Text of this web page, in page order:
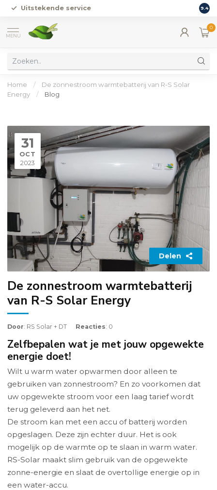
Uitstekende service 9.4
MENU
0
Home /
De zonnestroom warmtebatterij van R-S Solar
Energy
/ Blog
31
OCT
2023
Delen
De zonnestroom warmtebatterij
van R-S Solar Energy
Door: RS Solar + DT Reacties: 0
Zelfbepalen wat je met jouw opgewekte
energie doet!
Wilt u warm water opwarmen door alleen te
gebruiken van zonnestroom? En zo voorkomen dat
uw opgewekte stroom voor een laag tarief wordt
terug geleverd aan het net.
De stroom kan met een accu of batterij worden
opgeslagen. Deze zijn echter duur. Het is ook
mogelijk op de warmte op te slaan in warm water.
RS-Solar maakt slim gebruik van de opgewekte
zonne-energie en slaat de overtollige energie op in
een water-accu.